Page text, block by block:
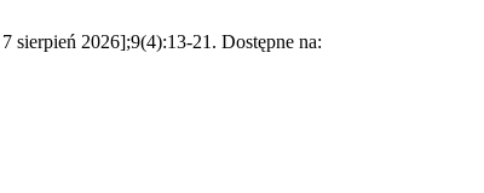
sierpień 2026];9(4):13-21. Dostępne na: